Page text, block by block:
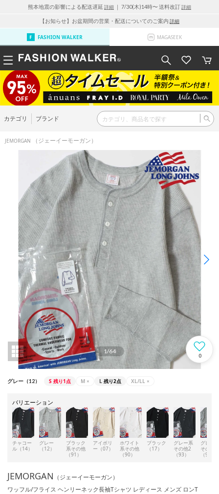
熊本地震の影響による配送遅延 詳細 ｜ 7/30(木)14時〜 送料改訂詳細
【お知らせ】お盆期間の営業・配送についてのご案内 詳細
FASHION WALKER MAGASEEK
カテゴリ ブランド
JEMORGAN （ジェーイーモーガン）
1/64
0
グレー（12） S 残り1点 M × L 残り2点 XL/LL ×
バリエーション
チャコー
ル（14）
グレー
（12）
ブラック
系その他
（91）
アイボリ
ー（07）
ホワイト
系その他
（90）
ブラック
（17）
グレー系
その他2
（93）
グレー
その他
（92）
JEMORGAN （ジェーイーモーガン）
ワッフル/フライス ヘンリーネック長袖Tシャツ レディース メンズ ロンT